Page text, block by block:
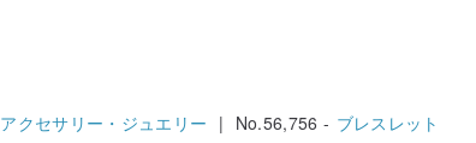
アクセサリー・ジュエリー | No.56,756 - ブレスレット